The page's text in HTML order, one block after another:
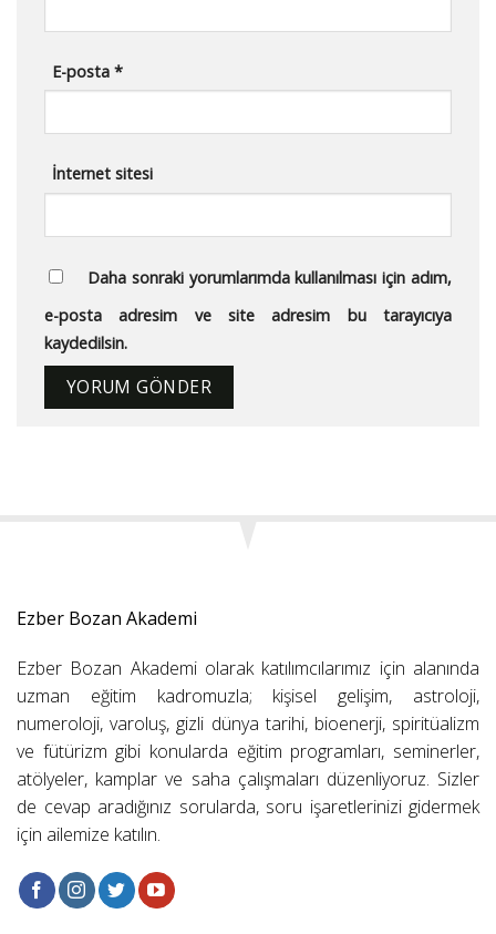
E-posta*
İnternet sitesi
Daha sonraki yorumlarımda kullanılması için adım,
e-posta adresim ve site adresim bu tarayıcıya
kaydedilsin.
Ezber Bozan Akademi
Ezber Bozan Akademi olarak katılımcılarımız için alanında
uzman eğitim kadromuzla; kişisel gelişim, astroloji,
numeroloji, varoluş, gizli dünya tarihi, bioenerji, spiritüalizm
ve fütürizm gibi konularda eğitim programları, seminerler,
atölyeler, kamplar ve saha çalışmaları düzenliyoruz. Sizler
de cevap aradığınız sorularda, soru işaretlerinizi gidermek
için ailemize katılın.